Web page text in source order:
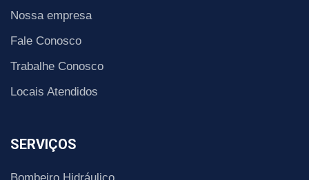
Nossa empresa
Fale Conosco
Trabalhe Conosco
Locais Atendidos
SERVIÇOS